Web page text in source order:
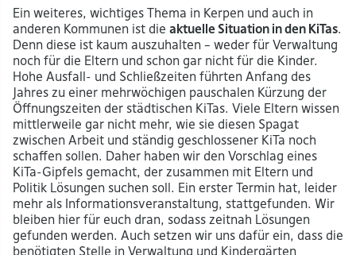
Ein weiteres, wichtiges Thema in Kerpen und auch in
anderen Kommunen ist die aktuelle Situation in den KiTas.
Denn diese ist kaum auszuhalten – weder für Verwaltung
noch für die Eltern und schon gar nicht für die Kinder.
Hohe Ausfall- und Schließzeiten führten Anfang des
Jahres zu einer mehrwöchigen pauschalen Kürzung der
Öffnungszeiten der städtischen KiTas. Viele Eltern wissen
mittlerweile gar nicht mehr, wie sie diesen Spagat
zwischen Arbeit und ständig geschlossener KiTa noch
schaffen sollen. Daher haben wir den Vorschlag eines
KiTa-Gipfels gemacht, der zusammen mit Eltern und
Politik Lösungen suchen soll. Ein erster Termin hat, leider
mehr als Informationsveranstaltung, stattgefunden. Wir
bleiben hier für euch dran, sodass zeitnah Lösungen
gefunden werden. Auch setzen wir uns dafür ein, dass die
benötigten Stelle in Verwaltung und Kindergärten